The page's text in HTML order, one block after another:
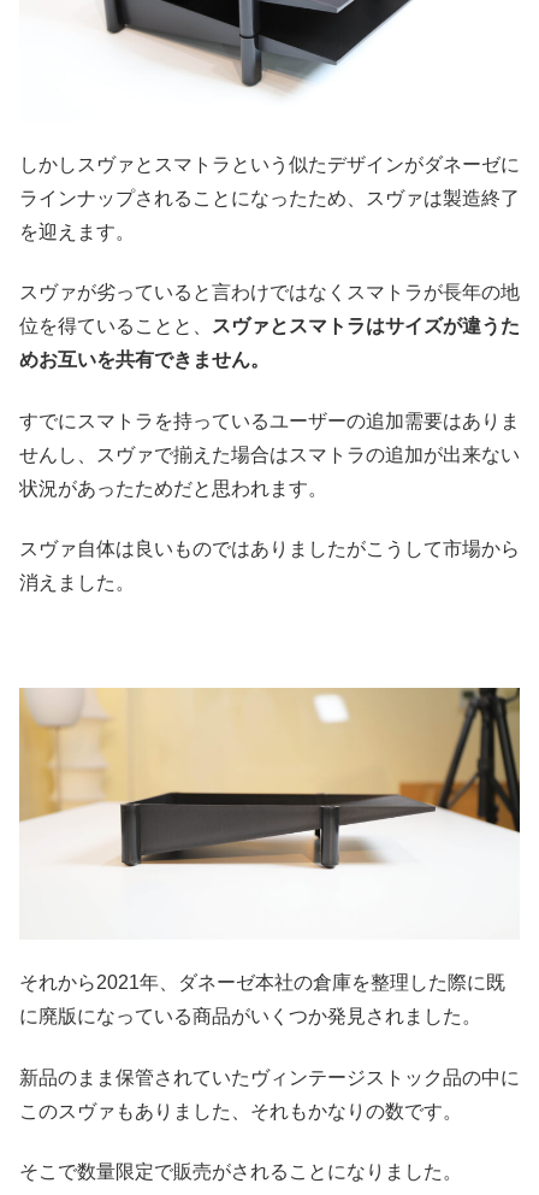
しかしスヴァとスマトラという似たデザインがダネーゼに
ラインナップされることになったため、スヴァは製造終了
を迎えます。
スヴァが劣っていると言わけではなくスマトラが長年の地
位を得ていることと、
スヴァとスマトラはサイズが違うた
めお互いを共有できません。
すでにスマトラを持っているユーザーの追加需要はありま
せんし、スヴァで揃えた場合はスマトラの追加が出来ない
状況があったためだと思われます。
スヴァ自体は良いものではありましたがこうして市場から
消えました。
それから2021年、ダネーゼ本社の倉庫を整理した際に既
に廃版になっている商品がいくつか発見されました。
新品のまま保管されていたヴィンテージストック品の中に
このスヴァもありました、それもかなりの数です。
そこで数量限定で販売がされることになりました。